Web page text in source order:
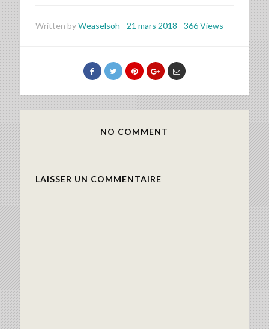
Written byWeaselsoh - 21 mars 2018 - 366 Views
NO COMMENT
LAISSER UN COMMENTAIRE